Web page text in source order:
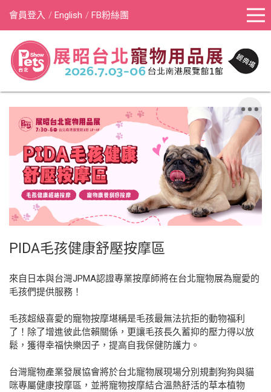
會員登入 English FB粉絲團
PIDA毛孩健康舒壓按摩區
來自日本與台灣JPMA認證專業按摩師將在台北寵物展為寵愛的
毛孩們提供服務！
毛孩超級喜愛的寵物按摩堪稱是毛孩最無法抗拒的動物福利
了！除了增進彼此信賴關係，更讓毛孩長久蓄抑的壓力得以放
鬆，獲得幸福快樂因子，提高自我保健防護力。
台灣寵物產業發展協會將於台北寵物展現場分別規劃狗狗與貓
咪專屬健康按摩區，並將寵物按摩結合溫熱舒活的草本植物